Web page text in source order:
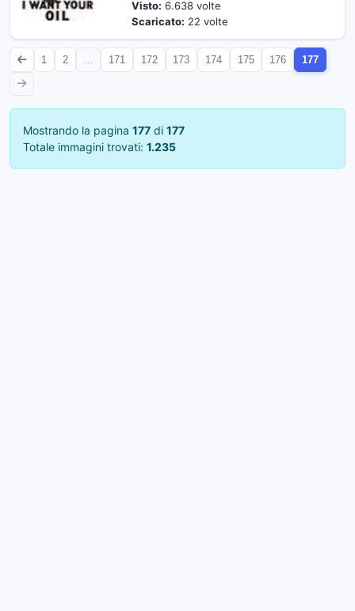
Visto: 6.638 volte
Scaricato: 22 volte
1 2 171 172 173 174 175 176 177
Mostrando la pagina 177 di 177
Totale immagini trovati: 1.235